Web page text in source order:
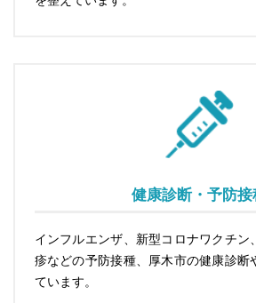
健康診断・予防接
インフルエンザ、新型コロナワクチン
疹などの予防接種、厚木市の健康診断
ています。